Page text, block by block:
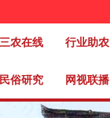
三农在线 行业助农
民俗研究 网视联播